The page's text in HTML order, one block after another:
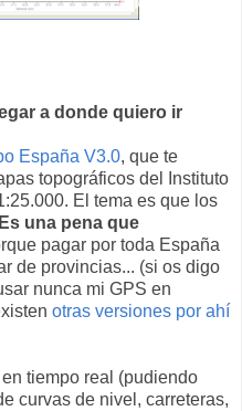
a donde quiero ir
España V3.0, que te
topográficos del Instituto
El tema es que los
Es una pena que
pagar por toda España
de provincias... (si os digo
nunca mi GPS en
otras versiones por ahí
tiempo real (pudiendo
curvas de nivel, carreteras,